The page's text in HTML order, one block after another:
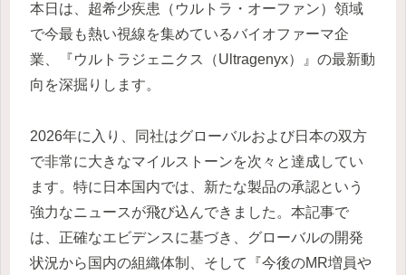
本日は、超希少疾患（ウルトラ・オーファン）領域
で今最も熱い視線を集めているバイオファーマ企
業、『ウルトラジェニクス（Ultragenyx）』の最新動
向を深掘りします。
2026年に入り、同社はグローバルおよび日本の双方
で非常に大きなマイルストーンを次々と達成してい
ます。特に日本国内では、新たな製品の承認という
強力なニュースが飛び込んできました。本記事で
は、正確なエビデンスに基づき、グローバルの開発
状況から国内の組織体制、そして『今後のMR増員や